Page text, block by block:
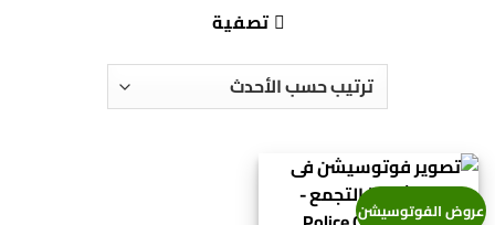
تصفية
عروض الفوتوسيشن